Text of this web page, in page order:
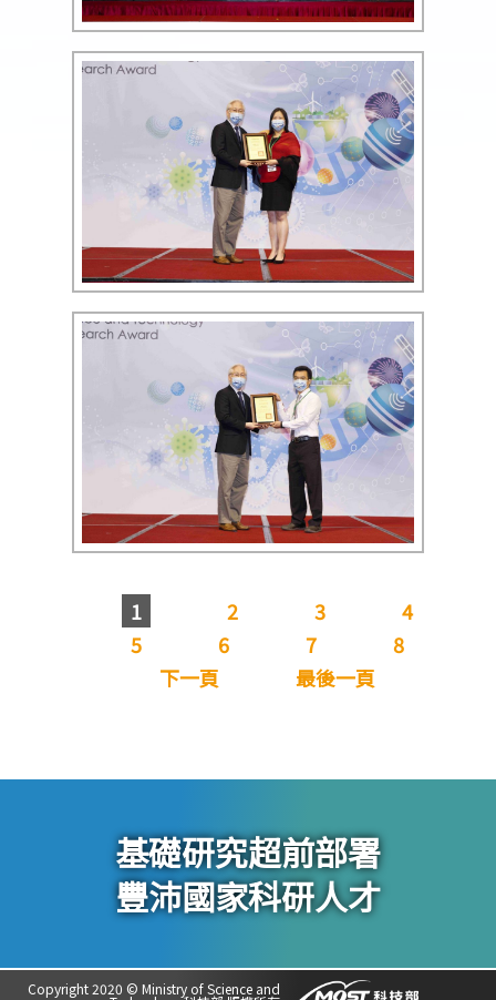
1 2 3
4
5
6 7
8
下一頁
最後一頁
基礎研究超前部署
豐沛國家科研人才
Copyright 2020 © Ministry of Science and